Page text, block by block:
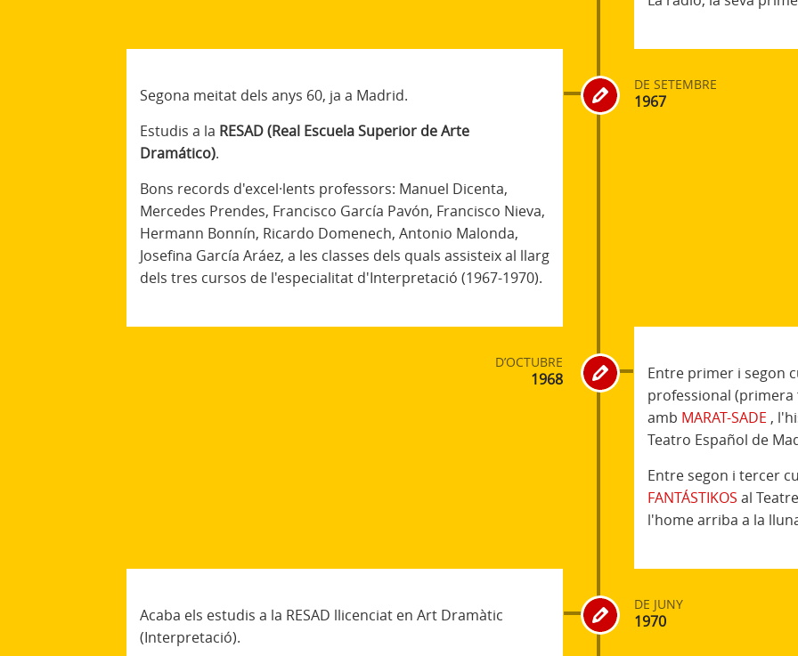
DE SETEMBRE
1967
Segona meitat dels anys 60, ja a Madrid.
Estudis a la RESAD (Real Escuela Superior de Arte
Dramático).
Bons records d'excel·lents professors: Manuel Dicenta,
Mercedes Prendes, Francisco García Pavón, Francisco Nieva,
Hermann Bonnín, Ricardo Domenech, Antonio Malonda,
Josefina García Aráez, a les classes dels quals assisteix al llarg
dels tres cursos de l'especialitat d'Interpretació (1967-1970).
D’OCTUBRE
1968
Entre primer i segon
professional
amb MARAT-SADE ,
Teatro Español de
Entre segon i tercer
FANTÁSTIKOS al
l'home arriba a la
DE JUNY
1970
Acaba els estudis a la RESAD llicenciat en Art Dramàtic
(Interpretació).